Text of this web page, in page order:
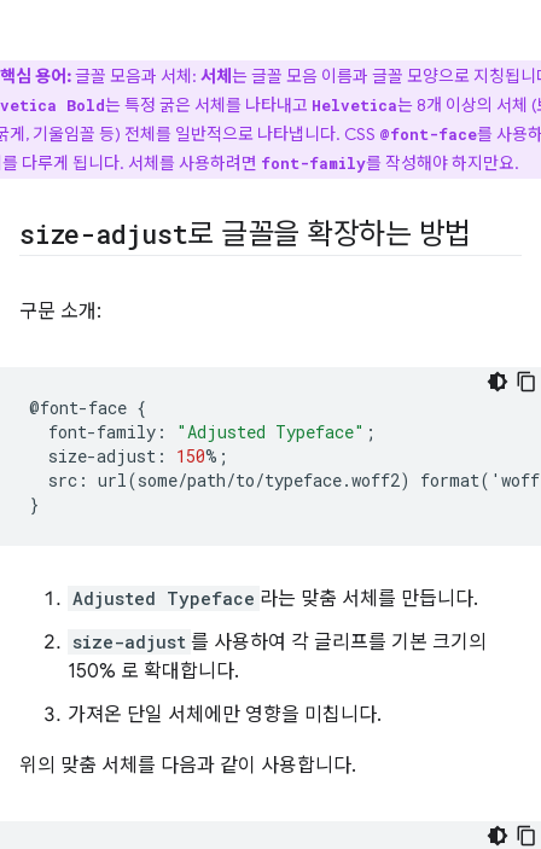
핵심 용어:글꼴 모음과 서체: 서체 는 글꼴 모음 이름과 글꼴 모양으로 지칭됩니
Bold는 특정 굵은 서체를 나타내고 Helvetica는 8개 이상의 서체 (
게, 기울임꼴 등) 전체를 일반적으로 나타냅니다. CSS @font-face를 사용
다루게 됩니다. 서체를 사용하려면 font-family를 작성해야 하지만요.
size-adjust로 글꼴을 확장하는 방법
구문 소개:
@font-face {
font-family : "Adjusted Typeface" ;
size-adjust : 150% ;
src : url(some/path/to/typeface.woff2) format( '
}
Adjusted Typeface 라는 맞춤 서체를 만듭니다.
size-adjust 를 사용하여 각 글리프를 기본 크기의
150% 로 확대합니다.
가져온 단일 서체에만 영향을 미칩니다.
위의 맞춤 서체를 다음과 같이 사용합니다.